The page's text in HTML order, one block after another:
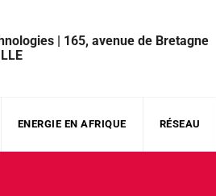
| 165, avenue de Bretagne
ENERGIE EN AFRIQUE RÉSEAU